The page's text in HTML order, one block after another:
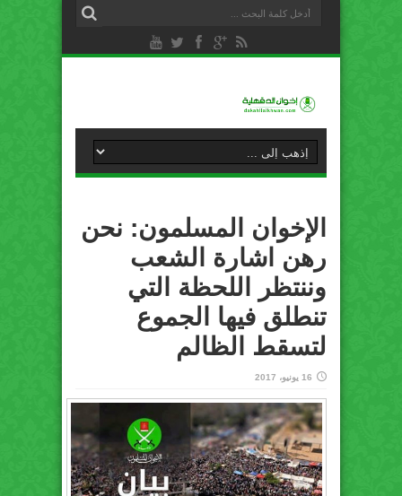
الإخوان المسلمون: نحن
رهن اشارة الشعب
وننتظر اللحظة التي
تنطلق فيها الجموع
لتسقط الظالم
16 يونيو، 2017